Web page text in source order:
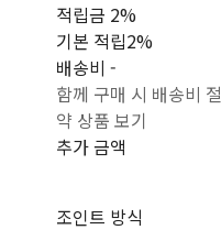
적립금 2%
기본 적립2%
배송비-
함께 구매 시 배송비 절
약 상품 보기
추가 금액
조인트 방식